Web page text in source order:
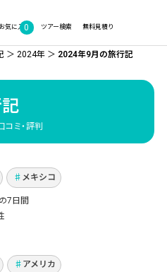
お気に入り
0 無料見積り
ツアー検索
2024年 2024年9月の旅行記
コミ・評判
ィで娘と最高の思い
ピンクレイク以外の場
メキシコ
7日間
リフォルニア ディズニ
もたくさん観光！妻大
アメリカ